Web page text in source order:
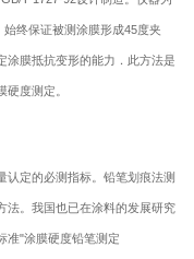
终保证被测涂膜形成45度夹
涂膜抵抗变形的能力．此方法是
度测定。
认定的必测指标。铅笔划痕法测
法。我国也已在涂料的发展研究
准"涂膜硬度铅笔测定